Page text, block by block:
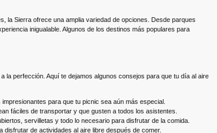
la Sierra ofrece una amplia variedad de opciones. Desde parques
inigualable. Algunos de los destinos más populares para
la perfección. Aquí te dejamos algunos consejos para que tu día al aire
para que tu picnic sea aún más especial.
fáciles de transportar y que gusten a todos los asistentes.
servilletas y todo lo necesario para disfrutar de la comida.
disfrutar de actividades al aire libre después de comer.